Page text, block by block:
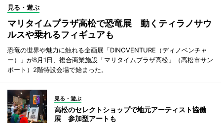
見る・遊ぶ
マリタイムプラザ高松で恐竜展 動くティラノサウ
ルスや乗れるフィギュアも
恐竜の世界や魅力に触れる企画展「DINOVENTURE（ディノベンチャ
ー）」が8月1日、複合商業施設「マリタイムプラザ高松」（高松市サン
ポート）2階特設会場で始まった。
見る・遊ぶ
高松のセレクトショップで地元アーティスト協働
展 参加型アートも